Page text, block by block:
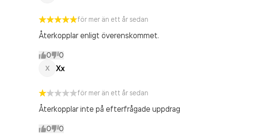
för mer än ett år sedan
Återkopplar enligt överenskommet.
0 0
X Xx
för mer än ett år sedan
Återkopplar inte på efterfrågade uppdrag
0 0